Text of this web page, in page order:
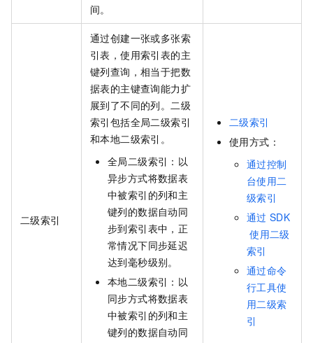
间。
二级索引
通过创建一张或多张索
引表，使用索引表的主
键列查询，相当于把数
据表的主键查询能力扩
展到了不同的列。二级
索引包括全局二级索引
和本地二级索引。
全局二级索引：以
异步方式将数据表
中被索引的列和主
键列的数据自动同
步到索引表中，正
常情况下同步延迟
达到毫秒级别。
本地二级索引：以
同步方式将数据表
中被索引的列和主
键列的数据自动同
二级索引
使用方式：
通过控制
台使用二
级索引
通过 SDK
使用二级
索引
通过命令
行工具使
用二级索
引